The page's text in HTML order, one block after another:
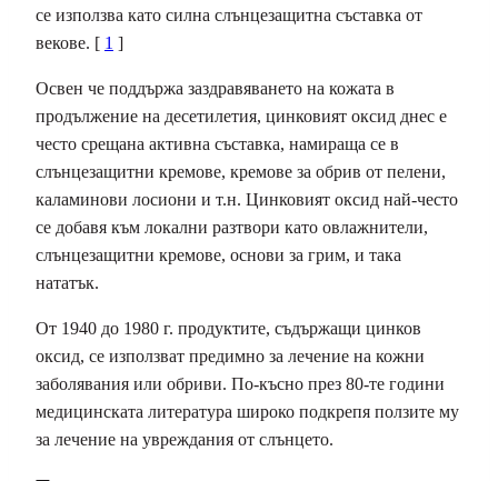
се използва като силна слънцезащитна съставка от
векове. [ 1 ]
Освен че поддържа заздравяването на кожата в
продължение на десетилетия, цинковият оксид днес е
често срещана активна съставка, намираща се в
слънцезащитни кремове, кремове за обрив от пелени,
каламинови лосиони и т.н. Цинковият оксид най-често
се добавя към локални разтвори като овлажнители,
слънцезащитни кремове, основи за грим, и така
нататък.
От 1940 до 1980 г. продуктите, съдържащи цинков
оксид, се използват предимно за лечение на кожни
заболявания или обриви. По-късно през 80-те години
медицинската литература широко подкрепя ползите му
за лечение на увреждания от слънцето.